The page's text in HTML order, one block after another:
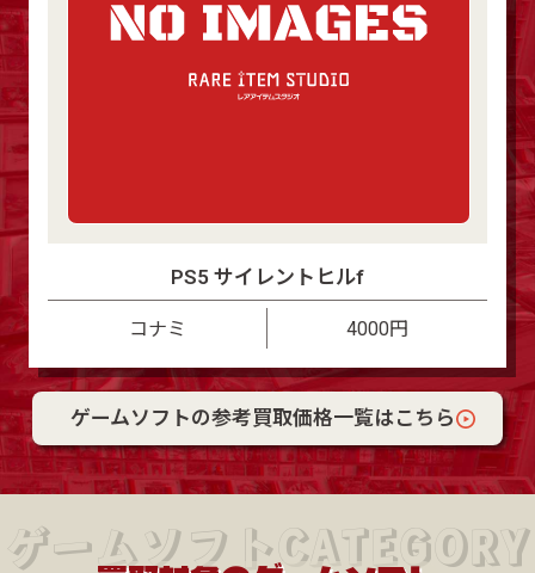
PS5 サイレントヒルf
コナミ 4000円
ゲームソフトの参考買取価格一覧はこちら
ゲームソフトCATEGORY